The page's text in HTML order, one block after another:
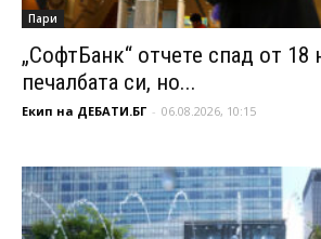
Пари
„СофтБанк“ отчете спад от 18
печалбата си, но...
Екип на ДЕБАТИ.БГ - 06.08.2026, 10:15